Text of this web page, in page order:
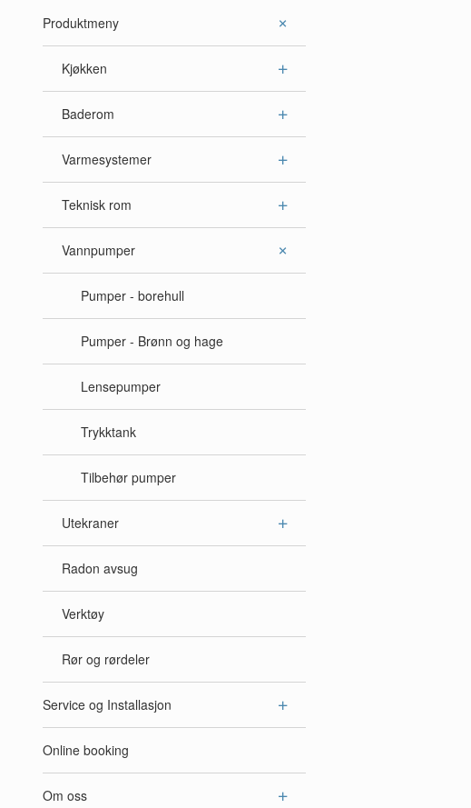
Produktmeny
Kjøkken
Baderom
Varmesystemer
Teknisk rom
Vannpumper
Pumper - borehull
Pumper - Brønn og hage
Lensepumper
Trykktank
Tilbehør pumper
Utekraner
Radon avsug
Verktøy
Rør og rørdeler
Service og Installasjon
Online booking
Om oss